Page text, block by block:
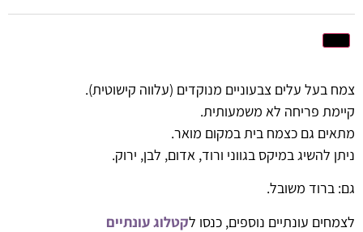
צמח בעל עלים צבעוניים מנוקדים (עלווה קישוטית).
קיימת פריחה לא משמעותית.
מתאים גם כצמח בית במקום מואר.
ניתן להשיג במיקס בגווני ורוד, אדום, לבן, ירוק.
גם: ברוד משובל.
לצמחים עונתיים נוספים, כנסו לקטלוג עונתיים